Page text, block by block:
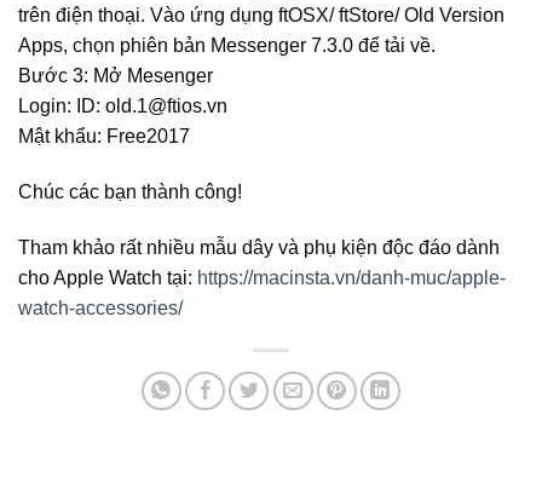
trên điện thoại. Vào ứng dụng ftOSX/ ftStore/ Old Version
Apps, chọn phiên bản Messenger 7.3.0 để tải về.
Bước 3: Mở Mesenger
Login: ID: old.1@ftios.vn
Mật khẩu: Free2017
Chúc các bạn thành công!
Tham khảo rất nhiều mẫu dây và phụ kiện độc đáo dành
cho Apple Watch tại: https://macinsta.vn/danh-muc/apple-
watch-accessories/